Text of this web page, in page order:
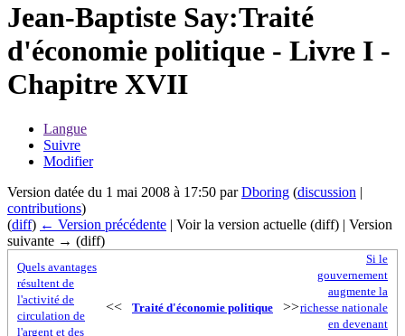
Jean-Baptiste Say:Traité
d'économie politique - Livre I -
Chapitre XVII
Langue
Suivre
Modifier
Version datée du 1 mai 2008 à 17:50 parDboring (discussion |
contributions)
(diff) ← Version précédente | Voir la version actuelle (diff) | Version
suivante → (diff)
Quels avantages
résultent de
l'activité de
circulation de
l'argent et des
<< Traité d'économie politique >>
Si le
gouvernement
augmente la
richesse nationale
en devenant